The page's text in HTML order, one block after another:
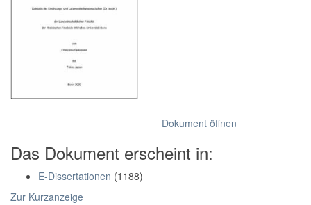
Dokument öffnen
Das Dokument erscheint in:
E-Dissertationen (1188)
Zur Kurzanzeige